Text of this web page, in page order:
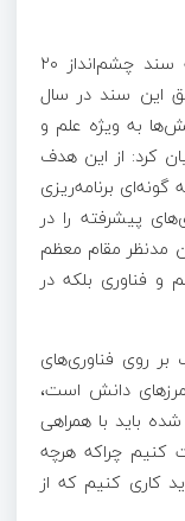
معاون اول رئیس‌جمهور با تاکید بر اینکه سند چشم‌انداز ۲۰
این سند در سال
به ویژه علم و
کرد: از این هدف
برنامه‌ریزی
پیشرفته را در
مدنظر مقام معظم
و فناوری بلکه در
بر روی فناوری‌های
دانش است،
باید با همراهی
کنیم چراکه هرچه
کاری کنیم که از